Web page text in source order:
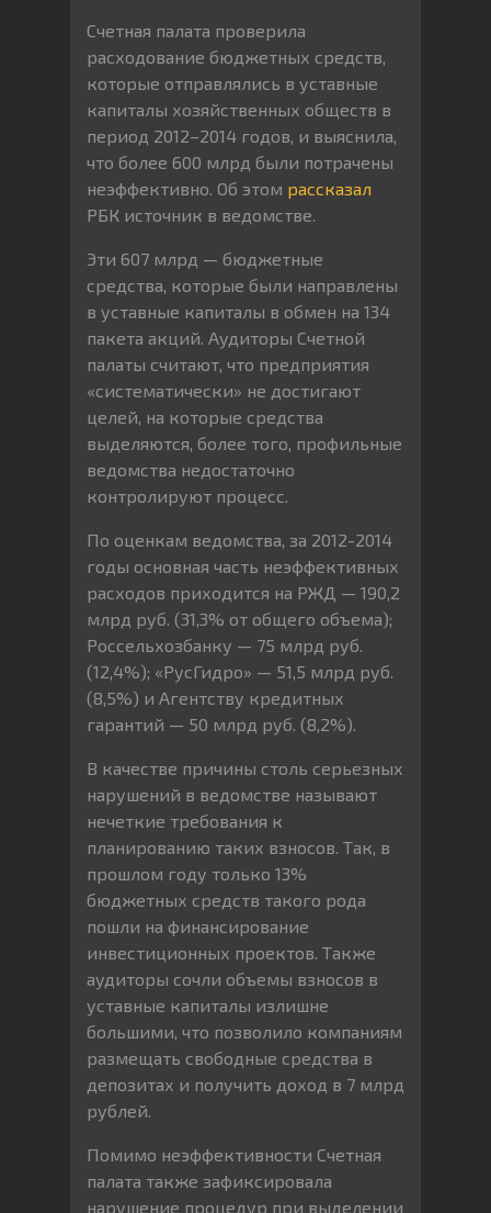
Счетная палата проверила
расходование бюджетных средств,
которые отправлялись в уставные
капиталы хозяйственных обществ в
период 2012–2014 годов, и выяснила,
что более 600 млрд были потрачены
неэффективно. Об этом рассказал
РБК источник в ведомстве.
Эти 607 млрд — бюджетные
средства, которые были направлены
в уставные капиталы в обмен на 134
пакета акций. Аудиторы Счетной
палаты считают, что предприятия
«систематически» не достигают
целей, на которые средства
выделяются, более того, профильные
ведомства недостаточно
контролируют процесс.
По оценкам ведомства, за 2012-2014
годы основная часть неэффективных
расходов приходится на РЖД — 190,2
млрд руб. (31,3% от общего объема);
Россельхозбанку — 75 млрд руб.
(12,4%); «РусГидро» — 51,5 млрд руб.
(8,5%) и Агентству кредитных
гарантий — 50 млрд руб. (8,2%).
В качестве причины столь серьезных
нарушений в ведомстве называют
нечеткие требования к
планированию таких взносов. Так, в
прошлом году только 13%
бюджетных средств такого рода
пошли на финансирование
инвестиционных проектов. Также
аудиторы сочли объемы взносов в
уставные капиталы излишне
большими, что позволило компаниям
размещать свободные средства в
депозитах и получить доход в 7 млрд
рублей.
Помимо неэффективности Счетная
палата также зафиксировала
нарушение процедур при выделении